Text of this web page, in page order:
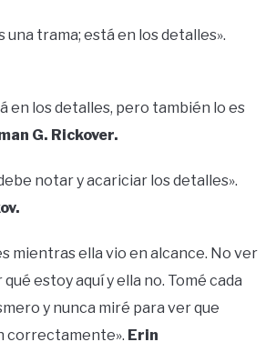
una trama; está en los detalles».
en los detalles, pero también lo es
G. Rickover.
notar y acariciar los detalles».
mientras ella vio en alcance. No ver
estoy aquí y ella no. Tomé cada
y nunca miré para ver que
correctamente». Erin